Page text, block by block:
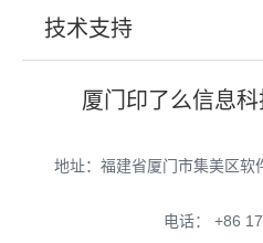
技术支持
厦门印了么信息
地址：福建省厦门市集美区软
电话： +86